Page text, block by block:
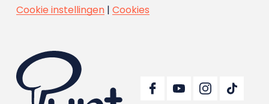
Cookie instellingen| Cookies